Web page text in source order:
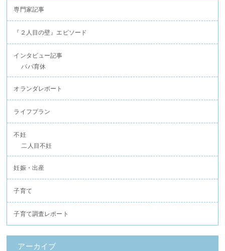
専門家記事
『２人目の壁』エピソード
インタビュー記事
パパ育休
オランダレポート
ライフプラン
不妊
二人目不妊
妊娠・出産
子育て
子育て調査レポート
アーカイブ